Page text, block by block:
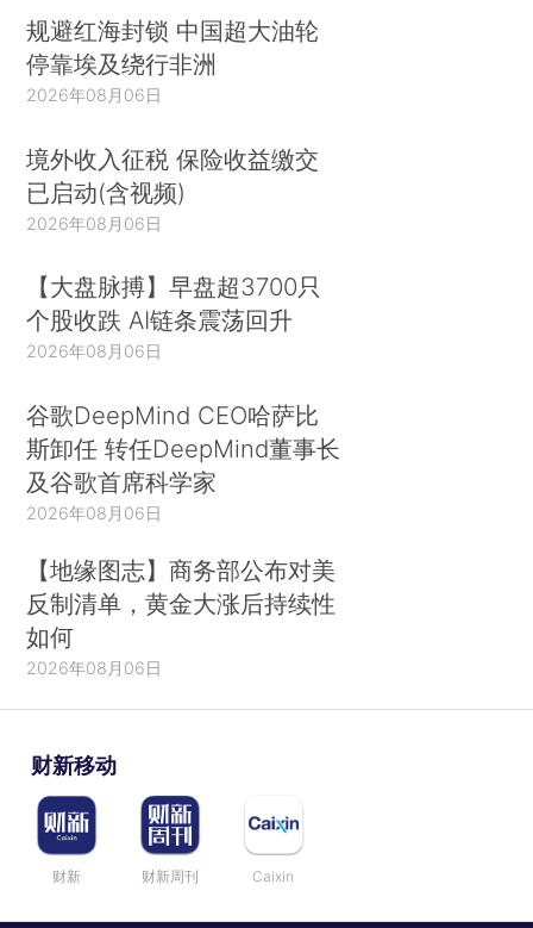
规避红海封锁 中国超大油轮
停靠埃及绕行非洲
2026年08月06日
境外收入征税 保险收益缴交
已启动(含视频)
2026年08月06日
【大盘脉搏】早盘超3700只
个股收跌 AI链条震荡回升
2026年08月06日
谷歌DeepMind CEO哈萨比
斯卸任 转任DeepMind董事长
及谷歌首席科学家
2026年08月06日
【地缘图志】商务部公布对美
反制清单，黄金大涨后持续性
如何
2026年08月06日
财新移动
财新 财新周刊 Caixin